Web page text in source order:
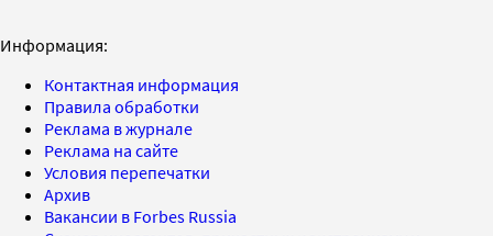
Информация:
Контактная информация
Правила обработки
Реклама в журнале
Реклама на сайте
Условия перепечатки
Архив
Вакансии в Forbes Russia